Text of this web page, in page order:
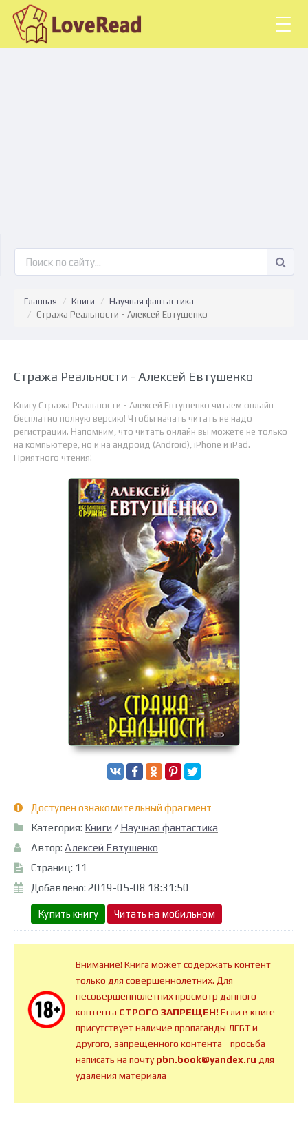
Главная Книги
Научная фантастика
Стража Реальности - Алексей Евтушенко
Стража Реальности - Алексей Евтушенко
Книгу Стража Реальности - Алексей Евтушенко читаем онлайн
бесплатно полную версию! Чтобы начать читать не надо
регистрации. Напомним, что читать онлайн вы можете не только
на компьютере, но и на андроид (Android), iPhone и iPad.
Приятного чтения!
Доступен ознакомительный фрагмент
Категория: Книги / Научная фантастика
Автор: Алексей Евтушенко
Страниц: 11
Добавлено: 2019-05-08 18:31:50
Купить книгу Читать на мобильном
Внимание! Книга может содержать контент
только для совершеннолетних. Для
несовершеннолетних просмотр данного
контента СТРОГО ЗАПРЕЩЕН!Если в книге
присутствует наличие пропаганды ЛГБТ и
другого, запрещенного контента - просьба
написать на почтуpbn.book@yandex.ru для
удаления материала